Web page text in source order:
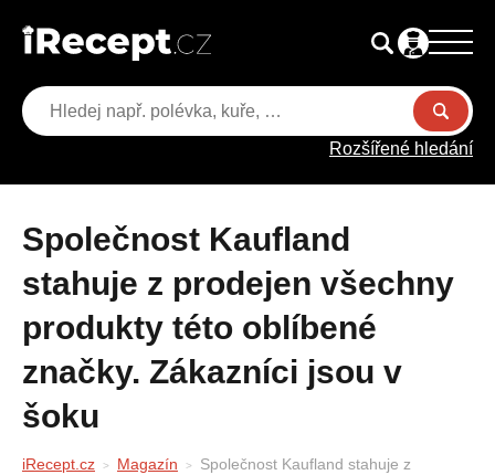
Rozšířené hledání
Společnost Kaufland
stahuje z prodejen všechny
produkty této oblíbené
značky. Zákazníci jsou v
šoku
iRecept.cz Magazín
Společnost Kaufland stahuje z